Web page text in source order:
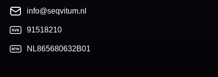
info@seqvitum.nl
91518210
NL865680632B01